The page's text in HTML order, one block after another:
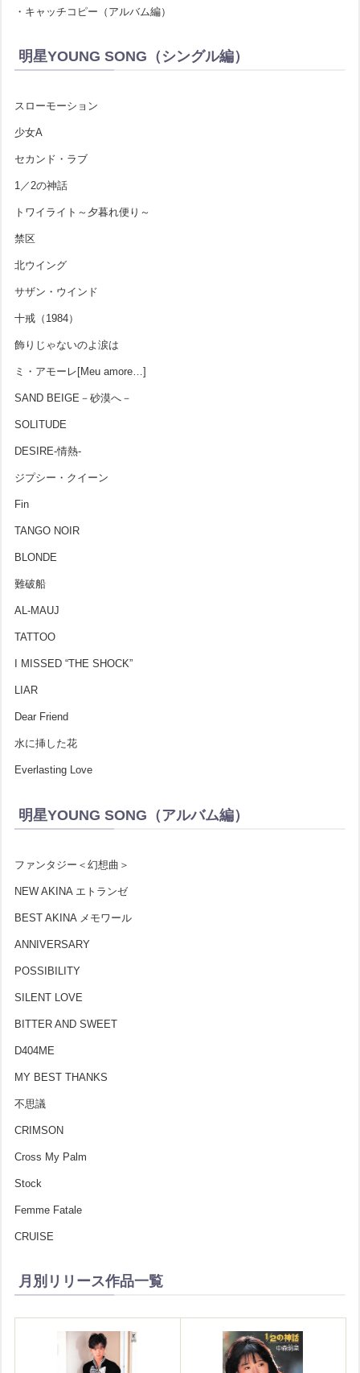
・キャッチコピー（アルバム編）
明星YOUNG SONG（シングル編）
スローモーション
少女A
セカンド・ラブ
1／2の神話
トワイライト～夕暮れ便り～
禁区
北ウイング
サザン・ウインド
十戒（1984）
飾りじゃないのよ涙は
ミ・アモーレ[Meu amore…]
SAND BEIGE－砂漠へ－
SOLITUDE
DESIRE-情熱-
ジプシー・クイーン
Fin
TANGO NOIR
BLONDE
難破船
AL-MAUJ
TATTOO
I MISSED “THE SHOCK”
LIAR
Dear Friend
水に挿した花
Everlasting Love
明星YOUNG SONG（アルバム編）
ファンタジー＜幻想曲＞
NEW AKINA エトランゼ
BEST AKINA メモワール
ANNIVERSARY
POSSIBILITY
SILENT LOVE
BITTER AND SWEET
D404ME
MY BEST THANKS
不思議
CRIMSON
Cross My Palm
Stock
Femme Fatale
CRUISE
月別リリース作品一覧